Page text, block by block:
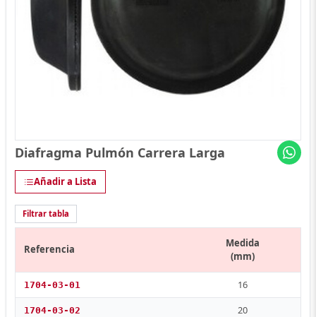
Diafragma Pulmón Carrera Larga
Añadir a Lista
Filtrar tabla
Referencia
Medida
(mm)
1704-03-01 16
1704-03-02 20